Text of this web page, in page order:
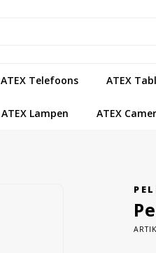
ATEX Telefoons ATEX
ATEX Lampen ATEX